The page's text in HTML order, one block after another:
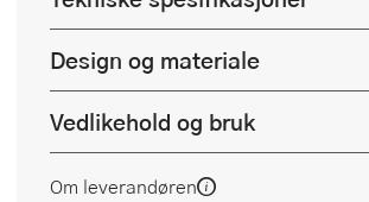
Design og materiale
Vedlikehold og bruk
Om leverandøren